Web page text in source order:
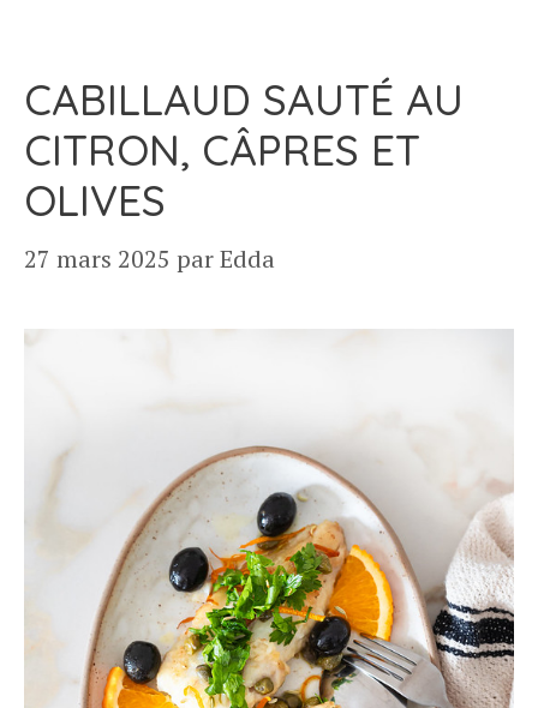
CABILLAUD SAUTÉ AU
CITRON, CÂPRES ET
OLIVES
27 mars 2025 parEdda